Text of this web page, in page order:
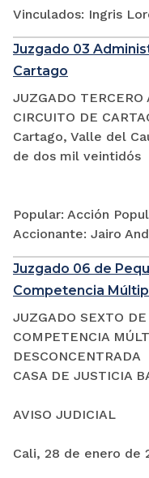
Vinculados: Ingris
Juzgado 03
Cartago
JUZGADO
CIRCUITO DE
Cartago, Valle del
de dos mil veintidós
Popular: Acción
Accionante: Jairo
Juzgado 06 de
Competencia
JUZGADO SEXTO
COMPETENCIA
DESCONCENTRADA
CASA DE JUSTICIA
AVISO JUDICIAL
Cali, 28 de enero de